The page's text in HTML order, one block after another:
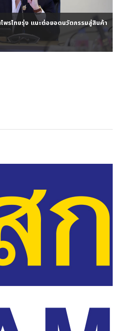
พรไทยรุ่ง แนะต่อยอดนวัตกรรมสู่สินค้า